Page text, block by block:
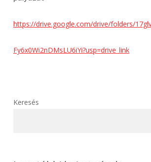
https://drive.google.com/drive/folders/
Fy6x0Wi2nDMsLU6iYi?usp=drive_link
Keresés